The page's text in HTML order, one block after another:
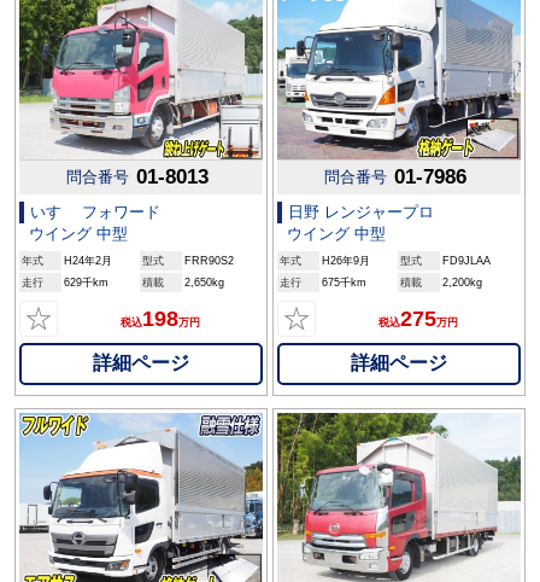
問合番号 01-8013
いすゞ フォワード
ウイング 中型
年式 H24年2月 型式
FRR90S2
走行
629千km 積載 2,650kg
☆ 税込198万円
詳細ページ
問合番号 01-7986
日野 レンジャープロ
ウイング 中型
年式 H26年9月 型式
FD9JLAA
走行
675千km 積載 2,200kg
☆ 税込275万円
詳細ページ